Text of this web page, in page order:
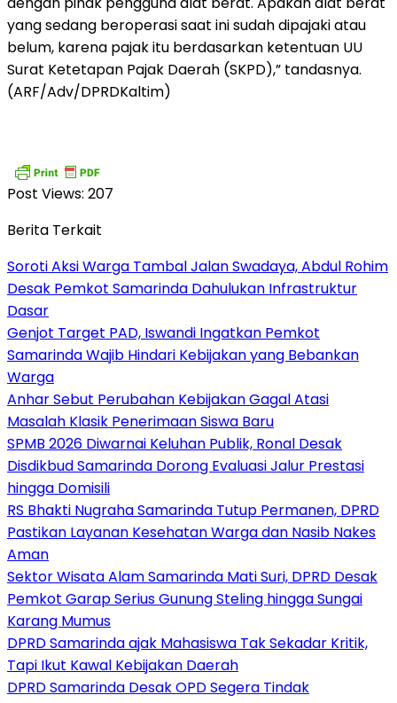
yang sedang beroperasi saat ini sudah dipajaki atau
belum, karena pajak itu berdasarkan ketentuan UU
Surat Ketetapan Pajak Daerah (SKPD),” tandasnya.
(ARF/Adv/DPRDKaltim)
Post Views: 207
Berita Terkait
Soroti Aksi Warga Tambal Jalan Swadaya, Abdul Rohim
Desak Pemkot Samarinda Dahulukan Infrastruktur
Dasar
Genjot Target PAD, Iswandi Ingatkan Pemkot
Samarinda Wajib Hindari Kebijakan yang Bebankan
Warga
Anhar Sebut Perubahan Kebijakan Gagal Atasi
Masalah Klasik Penerimaan Siswa Baru
SPMB 2026 Diwarnai Keluhan Publik, Ronal Desak
Disdikbud Samarinda Dorong Evaluasi Jalur Prestasi
hingga Domisili
RS Bhakti Nugraha Samarinda Tutup Permanen, DPRD
Pastikan Layanan Kesehatan Warga dan Nasib Nakes
Aman
Sektor Wisata Alam Samarinda Mati Suri, DPRD Desak
Pemkot Garap Serius Gunung Steling hingga Sungai
Karang Mumus
DPRD Samarinda ajak Mahasiswa Tak Sekadar Kritik,
Tapi Ikut Kawal Kebijakan Daerah
DPRD Samarinda Desak OPD Segera Tindak